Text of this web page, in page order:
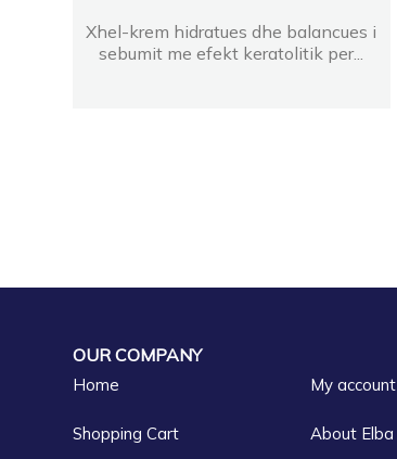
Xhel-krem hidratues dhe balancues i
sebumit me efekt keratolitik per...
OUR COMPANY
Home My account
Shopping Cart About Elba